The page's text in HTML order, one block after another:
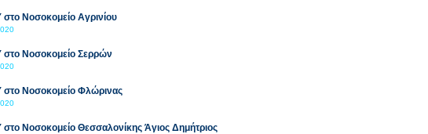
στο Νοσοκομείο Αγρινίου
στο Νοσοκομείο Σερρών
στο Νοσοκομείο Φλώρινας
στο Νοσοκομείο Θεσσαλονίκης Άγιος Δημήτριος